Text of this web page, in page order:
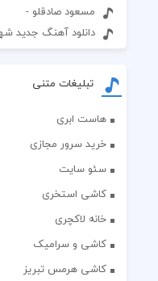
مسعود صادقلو -
دانلود آهنگ جدید
تبلیغات متنی
هاست ابری
خرید سرور مجازی
سئو سایت
کاشی استخری
خانه لاکچری
کاشی و سرامیک
کاشی هرمس تبریز